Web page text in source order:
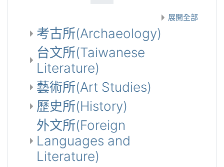
展開全部
考古所(Archaeology)
台文所(Taiwanese
Literature)
藝術所(Art Studies)
歷史所(History)
外文所(Foreign
Languages and
Literature)